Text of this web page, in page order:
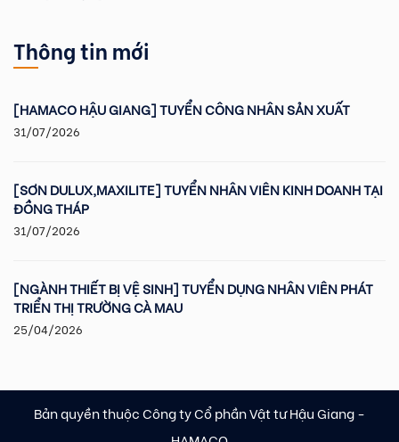
Thông tin mới
[HAMACO HẬU GIANG] TUYỂN CÔNG NHÂN SẢN XUẤT
31/07/2026
[SƠN DULUX,MAXILITE] TUYỂN NHÂN VIÊN KINH DOANH TẠI
ĐỒNG THÁP
31/07/2026
[NGÀNH THIẾT BỊ VỆ SINH] TUYỂN DỤNG NHÂN VIÊN PHÁT
TRIỂN THỊ TRƯỜNG CÀ MAU
25/04/2026
Bản quyền thuộc Công ty Cổ phần Vật tư Hậu Giang -